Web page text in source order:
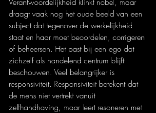
draagt vaak nog het oude beeld van een
subject dat tegenover de werkelijkheid
staat en haar moet beoordelen, corrigeren
of beheersen. Het past bij een ego dat
zichzelf als handelend centrum blijft
beschouwen. Veel belangrijker is
responsiviteit. Responsiviteit betekent dat
de mens niet vertrekt vanuit
zelfhandhaving, maar leert resoneren met